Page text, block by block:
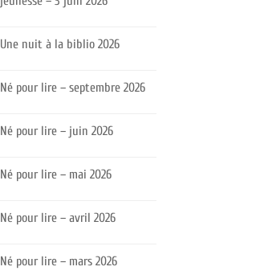
Une nuit à la biblio 2026
Né pour lire – septembre 2026
Né pour lire – juin 2026
Né pour lire – mai 2026
Né pour lire – avril 2026
Né pour lire – mars 2026